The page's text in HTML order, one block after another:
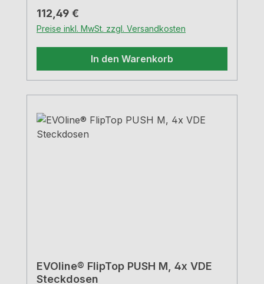
Netzanschlussleitung. Netzstecker liegt
lose beierhöhter
Berührungsschutzflächenbündig
einbaubarKabelauslass untenAusführung:
schwarz matt
Regulärer Preis:
112,49 €
Preise inkl. MwSt. zzgl. Versandkosten
In den Warenkorb
EVOline® FlipTop PUSH M, 4x VDE
Steckdosen